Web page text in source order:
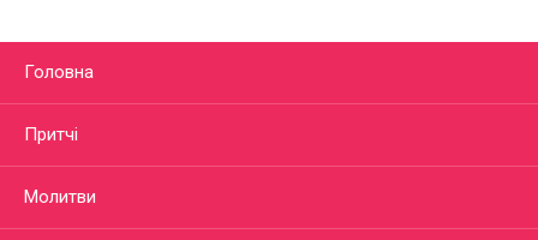
Головна
Притчі
Молитви